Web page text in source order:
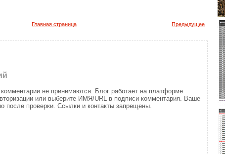
Предыдущее
Главная страница
не принимаются. Блог работает на платформе
или выберите ИМЯ/URL в подписи комментария. Ваше
после проверки. Ссылки и контакты запрещены.